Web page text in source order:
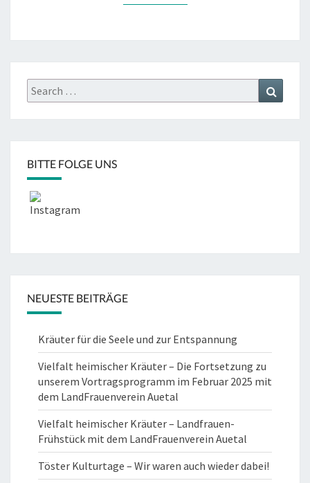
Search
for:
BITTE FOLGE UNS
NEUESTE BEITRÄGE
Kräuter für die Seele und zur Entspannung
Vielfalt heimischer Kräuter – Die Fortsetzung zu
unserem Vortragsprogramm im Februar 2025 mit
dem LandFrauenverein Auetal
Vielfalt heimischer Kräuter – Landfrauen-
Frühstück mit dem LandFrauenverein Auetal
Töster Kulturtage – Wir waren auch wieder dabei!